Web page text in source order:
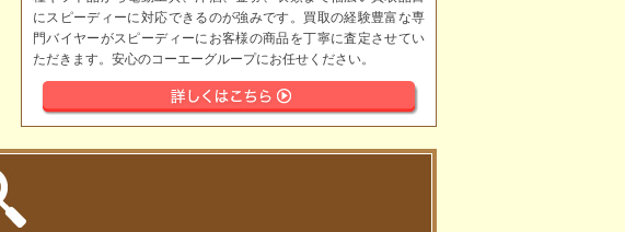
にスピーディーに対応できるのが強みです。買取の経験豊富な専
門バイヤーがスピーディーにお客様の商品を丁寧に査定させてい
ただきます。安心のコーエーグループにお任せください。